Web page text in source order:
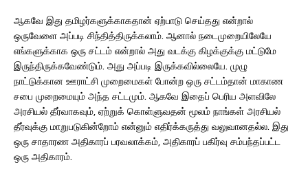
ஆகவே இது தமிழர்களுக்காகதான் ஏற்பாடு செய்தது என்றால்
ஒருவேளை அப்படி சிந்தித்திருக்கலாம். ஆனால் நடைமுறையிலேயே
எங்களுக்காக ஒரு சட்டம் என்றால் அது வடக்கு கிழக்குக்கு மட்டுமே
இருந்திருக்கவேண்டும். அது அப்படி இருக்கவில்லையே. முழு
நாட்டுக்கான ஊராட்சி முறைமைகள் போன்ற ஒரு சட்டம்தான் மாகாண
சபை முறைமையும் அந்த சட்டமும். ஆகவே இதைப் பெரிய அளவிலே
அரசியல் தீர்வாகவும், ஏற்றுக் கொள்ளுவதன் மூலம் நாங்கள் அரசியல்
தீர்வுக்கு மாறுபடுகின்றோம் என்னும் எதிர்க்கருத்து வலுவானதல்ல. இது
ஒரு சாதாரண அதிகாரப் பரவலாக்கம், அதிகாரப் பகிர்வு சம்பந்தப்பட்ட
ஒரு அதிகாரம்.